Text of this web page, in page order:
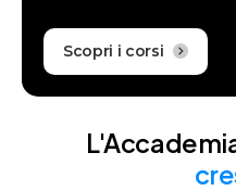
Scopri i corsi